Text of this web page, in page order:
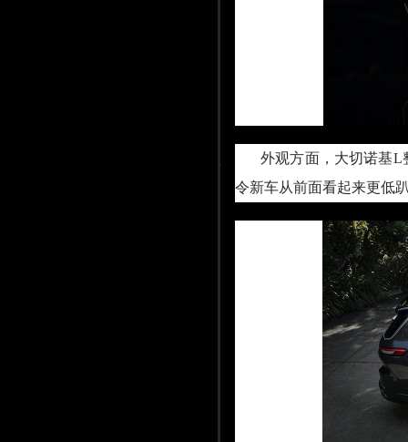
外观方面，大切诺基L
令新车从前面看起来更低